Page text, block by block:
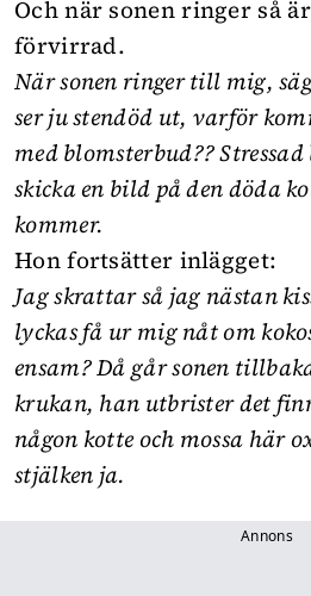
Och när sonen ringer så
förvirrad.
När sonen ringer till mig,
ser ju stendöd ut, varför
med blomsterbud??
skicka en bild på den döda
kommer.
Hon fortsätter inlägget:
Jag skrattar så jag nästan
lyckas få ur mig nåt om
ensam? Då går sonen
krukan, han utbrister det
någon kotte och mossa här
stjälken ja.
Annons